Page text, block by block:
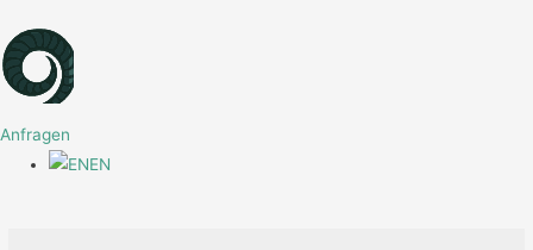
Anfragen
EN